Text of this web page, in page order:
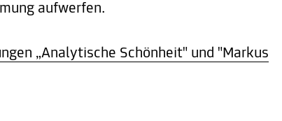
aufwerfen.
„Analytische Schönheit" und "Markus